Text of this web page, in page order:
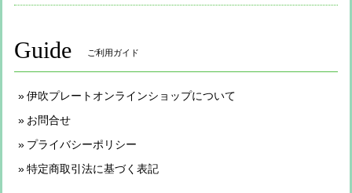
Guide ご利用ガイド
伊吹プレートオンラインショップについて
お問合せ
プライバシーポリシー
特定商取引法に基づく表記